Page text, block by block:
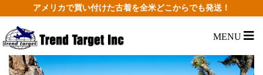
アメリカで買い付けた古着を全米どこからでも発送！
MENU